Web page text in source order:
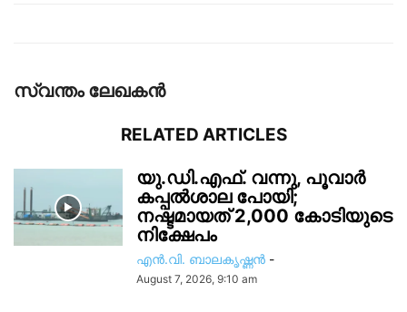
സ്വന്തം ലേഖകന്‍
RELATED ARTICLES
യു.ഡി.എഫ്. വന്നു, പൂവാർ
കപ്പൽശാല പോയി;
നഷ്ടമായത് 2,000 കോടിയുടെ
നിക്ഷേപം
എൻ.വി. ബാലകൃഷ്ണൻ -
August 7, 2026, 9:10 am